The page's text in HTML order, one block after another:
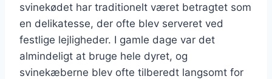
svinekødet har traditionelt været betragtet som
en delikatesse, der ofte blev serveret ved
festlige lejligheder. I gamle dage var det
almindeligt at bruge hele dyret, og
svinekæberne blev ofte tilberedt langsomt for